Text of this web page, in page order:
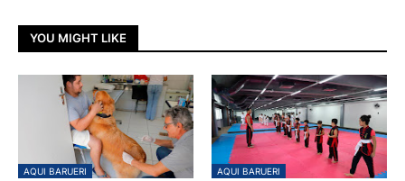
YOU MIGHT LIKE
AQUI BARUERI AQUI BARUERI